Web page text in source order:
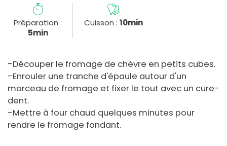
Préparation :
5min
Cuisson : 10min
-Découper le fromage de chèvre en petits cubes.
-Enrouler une tranche d'épaule autour d'un
morceau de fromage et fixer le tout avec un cure-
dent.
-Mettre à four chaud quelques minutes pour
rendre le fromage fondant.